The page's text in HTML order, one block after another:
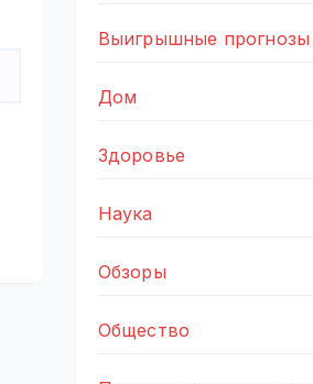
Выигрышные прогнозы
Дом
Здоровье
Наука
Обзоры
Общество